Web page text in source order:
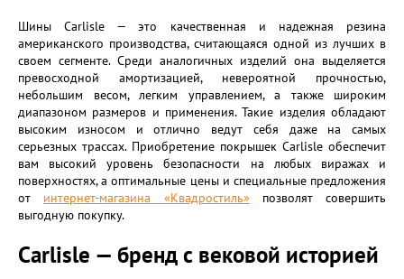
Шины Carlisle — это качественная и надежная резина
американского производства, считающаяся одной из лучших в
своем сегменте. Среди аналогичных изделий она выделяется
превосходной амортизацией, невероятной прочностью,
небольшим весом, легким управлением, а также широким
диапазоном размеров и применения. Такие изделия обладают
высоким износом и отлично ведут себя даже на самых
серьезных трассах. Приобретение покрышек Carlisle обеспечит
вам высокий уровень безопасности на любых виражах и
поверхностях, а оптимальные цены и специальные предложения
от интернет-магазина «Квадростиль» позволят совершить
выгодную покупку.
Carlisle — бренд с вековой историей